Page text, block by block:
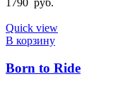
1790 руб.
Quick view
В корзину
Born to Ride